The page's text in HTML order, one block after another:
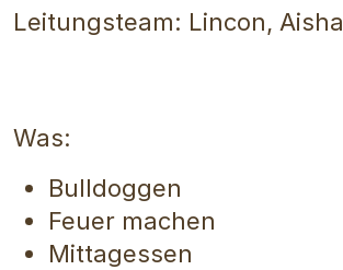
Leitungsteam: Lincon, Aisha
Was:
Bulldoggen
Feuer machen
Mittagessen